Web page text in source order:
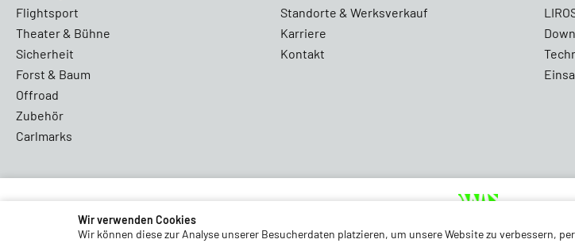
Flightsport
Theater & Bühne
Sicherheit
Forst & Baum
Offroad
Zubehör
Carlmarks
Standorte & Werksverkauf
Karriere
Kontakt
Partners and Associations
Wir verwenden Cookies
Wir können diese zur Analyse unserer Besucherdaten platzieren, um unsere Website zu verbessern,